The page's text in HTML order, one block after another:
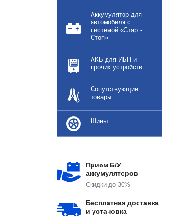
Аккумулятор для
автомобиля с
системой «Старт-
Стоп»
АКБ для ИБП и
прочих устройств
Сопутствующие
товары
Шины
Прием Б/У
аккумуляторов
Скидки до 30%
Бесплатная доставка
и установка